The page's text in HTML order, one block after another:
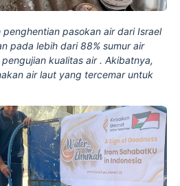
pasokan air dari Israel
pada lebih dari 88% sumur air
kualitas air . Akibatnya,
air laut yang tercemar untuk